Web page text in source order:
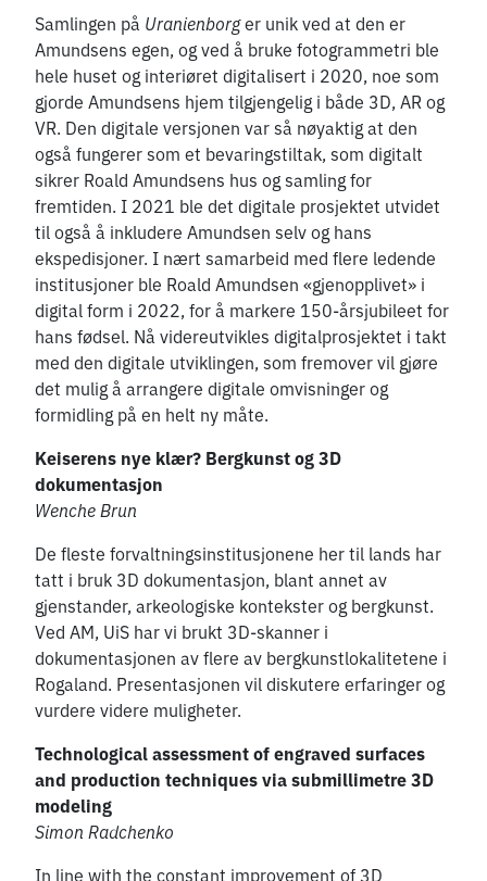
Samlingen på Uranienborger unik ved at den er
Amundsens egen, og ved å bruke fotogrammetri ble
hele huset og interiøret digitalisert i 2020, noe som
gjorde Amundsens hjem tilgjengelig i både 3D, AR og
VR. Den digitale versjonen var så nøyaktig at den
også fungerer som et bevaringstiltak, som digitalt
sikrer Roald Amundsens hus og samling for
fremtiden. I 2021 ble det digitale prosjektet utvidet
til også å inkludere Amundsen selv og hans
ekspedisjoner. I nært samarbeid med flere ledende
institusjoner ble Roald Amundsen «gjenopplivet» i
digital form i 2022, for å markere 150-årsjubileet for
hans fødsel. Nå videreutvikles digitalprosjektet i takt
med den digitale utviklingen, som fremover vil gjøre
det mulig å arrangere digitale omvisninger og
formidling på en helt ny måte.
Keiserens nye klær? Bergkunst og 3D
dokumentasjon
Wenche Brun
De fleste forvaltningsinstitusjonene her til lands har
tatt i bruk 3D dokumentasjon, blant annet av
gjenstander, arkeologiske kontekster og bergkunst.
Ved AM, UiS har vi brukt 3D-skanner i
dokumentasjonen av flere av bergkunstlokalitetene i
Rogaland. Presentasjonen vil diskutere erfaringer og
vurdere videre muligheter.
Technological assessment of engraved surfaces
and production techniques via submillimetre 3D
modeling
Simon Radchenko
In line with the constant improvement of 3D